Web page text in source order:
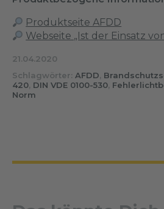
Produktseite AFDD
Webseite „Ist der Einsatz
21.04.2020
Schlagwörter: AFDD,
420, DIN VDE 0100-530,
Norm